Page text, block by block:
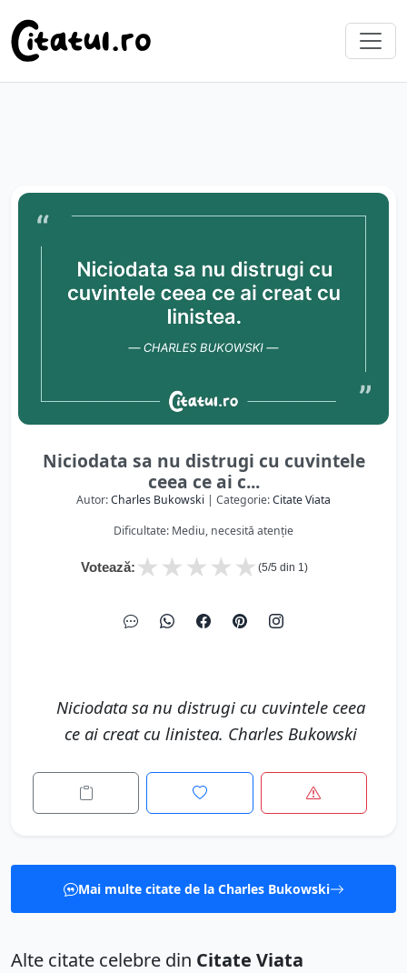
Niciodata sa nu distrugi cu cuvintele
ceea ce ai c...
Autor:Charles Bukowski | Categorie:Citate Viata
Dificultate: Mediu, necesită atenție
Votează: ★
★
★
★
★ (5/5 din 1)
Niciodata sa nu distrugi cu cuvintele ceea
ce ai creat cu linistea. Charles Bukowski
Mai multe citate de la Charles Bukowski
Alte citate celebre din Citate Viata